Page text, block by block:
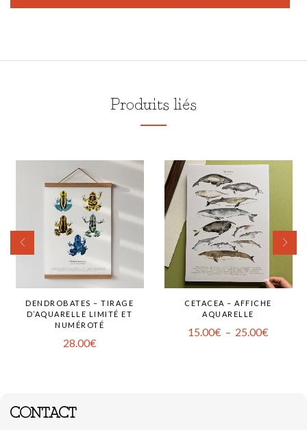
Produits liés
DENDROBATES – TIRAGE
D’AQUARELLE LIMITÉ ET
NUMÉROTÉ
28.00€
CETACEA – AFFICHE
AQUARELLE
15.00€ – 25.00€
CONTACT